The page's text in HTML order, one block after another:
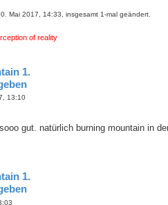
Mai 2017, 14:33, insgesamt 1-mal geändert.
of reality
1.
13:10
gut. natürlich burning mountain in
1.